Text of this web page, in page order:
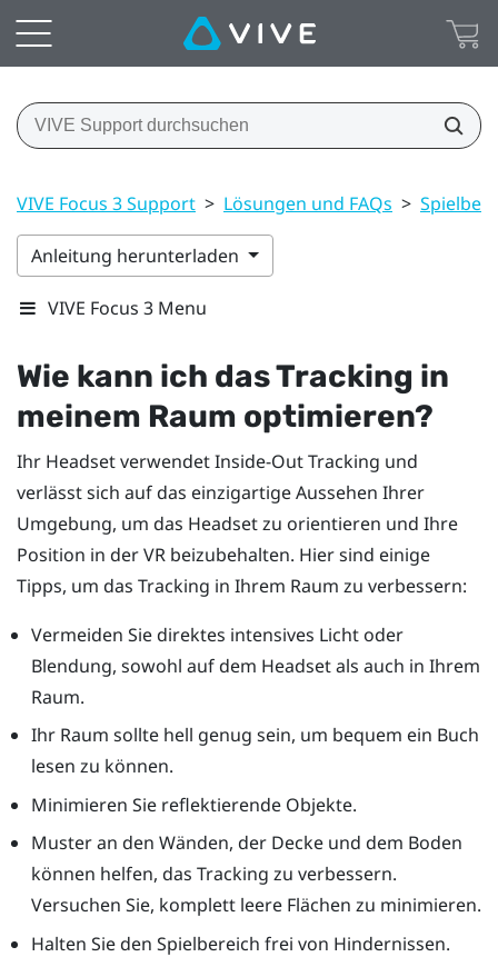
VIVE Focus 3 Support > Lösungen und FAQs >
Anleitung herunterladen
VIVE Focus 3 Menu
Wie kann ich das Tracking in
meinem Raum optimieren?
Ihr Headset verwendet Inside-Out Tracking und
verlässt sich auf das einzigartige Aussehen Ihrer
Umgebung, um das Headset zu orientieren und Ihre
Position in der VR beizubehalten. Hier sind einige
Tipps, um das Tracking in Ihrem Raum zu verbessern:
Vermeiden Sie direktes intensives Licht oder
Blendung, sowohl auf dem Headset als auch in Ihrem
Raum.
Ihr Raum sollte hell genug sein, um bequem ein Buch
lesen zu können.
Minimieren Sie reflektierende Objekte.
Muster an den Wänden, der Decke und dem Boden
können helfen, das Tracking zu verbessern.
Versuchen Sie, komplett leere Flächen zu minimieren.
Halten Sie den Spielbereich frei von Hindernissen.